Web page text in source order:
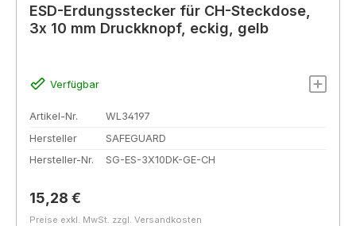
ESD-Erdungsstecker für CH-Steckdose,
3x 10 mm Druckknopf, eckig, gelb
Verfügbar
Artikel-Nr.
WL34197
Hersteller
SAFEGUARD
Hersteller-Nr.
SG-ES-3X10DK-GE-CH
Regulärer Preis:
15,28 €
Preise exkl. MwSt. zzgl. Versandkosten